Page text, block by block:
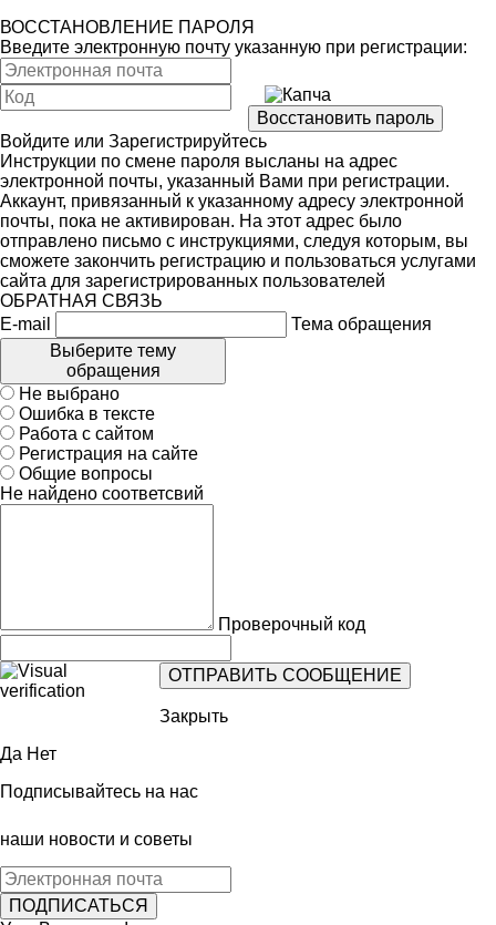
ВОССТАНОВЛЕНИЕ ПАРОЛЯ
Введите электронную почту указанную при регистрации:
Войдите или Зарегистрируйтесь
Инструкции по смене пароля высланы на адрес
электронной почты, указанный Вами при регистрации.
Аккаунт, привязанный к указанному адресу электронной
почты, пока не активирован. На этот адрес было
отправлено письмо с инструкциями, следуя которым, вы
сможете закончить регистрацию и пользоваться услугами
сайта для зарегистрированных пользователей
ОБРАТНАЯ СВЯЗЬ
E-mail
Тема обращения
Выберите тему
обращения
Не выбрано
Ошибка в тексте
Работа с сайтом
Регистрация на сайте
Общие вопросы
Не найдено соответсвий
Проверочный код
Закрыть
Да Нет
Подписывайтесь на нас
наши новости и советы